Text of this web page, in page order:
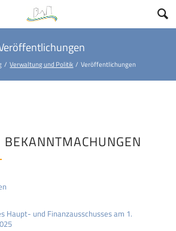
Verwaltung und Politik Veröffentlichungen
Haupt- und Finanzausschusses am 1.